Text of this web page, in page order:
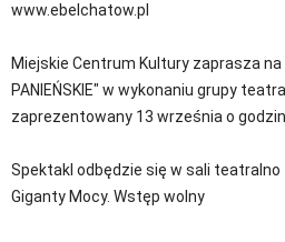
www.ebelchatow.pl
Miejskie Centrum Kultury zaprasza na
PANIEŃSKIE" w wykonaniu grupy
zaprezentowany 13 września o
Spektakl odbędzie się w sali teatralno
Giganty Mocy. Wstęp wolny